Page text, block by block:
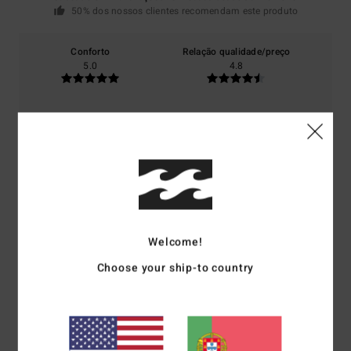
50% dos nossos clientes recomendam este produto
Conforto
5.0
Relação qualidade/preço
4.8
5.0
Welcome!
Choose your ship-to country